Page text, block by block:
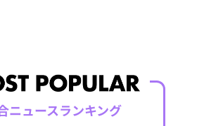
ニュースランキング